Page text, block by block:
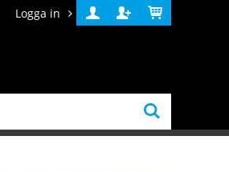
Logga in
Logga
in
Skapa
konto
Varukorg